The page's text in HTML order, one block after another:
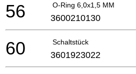
O-Ring 6,0x1,5 MM
56 3600210130
Schaltstück
60 3601923022